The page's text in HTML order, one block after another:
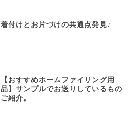
着付けとお片づけの共通点発見♪
【おすすめホームファイリング用
品】サンプルでお送りしているもの
ご紹介。